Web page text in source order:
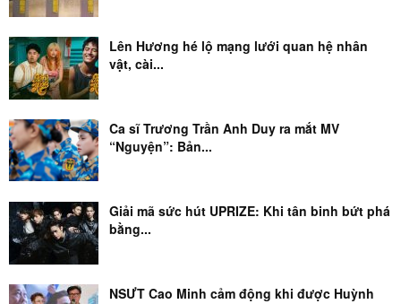
Lên Hương hé lộ mạng lưới quan hệ nhân
vật, cài...
Ca sĩ Trương Trần Anh Duy ra mắt MV
“Nguyện”: Bản...
Giải mã sức hút UPRIZE: Khi tân binh bứt phá
bằng...
NSƯT Cao Minh cảm động khi được Huỳnh